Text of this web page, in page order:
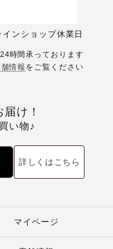
インショップ休業日
時間承っております
舗情報 をご覧ください
け！
い物♪
詳しくはこちら
マイページ